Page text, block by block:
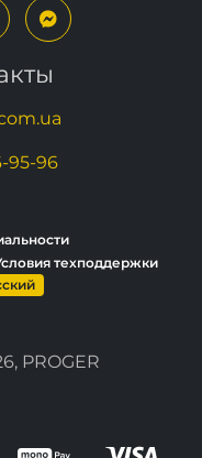
95-96
техподдержки
PROGER